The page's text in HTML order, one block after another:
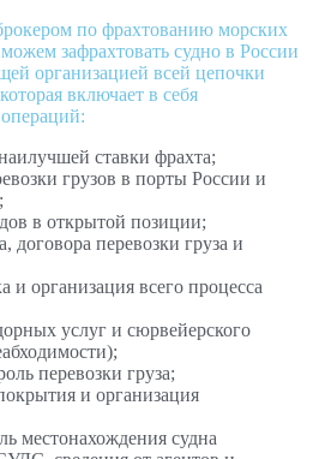
по фрахтованию морских
зафрахтовать судно в России
организацией всей цепочки
включает в себя
ставки фрахта;
грузов в порты России и
в открытой позиции;
договора перевозки груза и
и организация всего процесса
услуг и сюрвейерского
перевозки груза;
и организация
местонахождения судна